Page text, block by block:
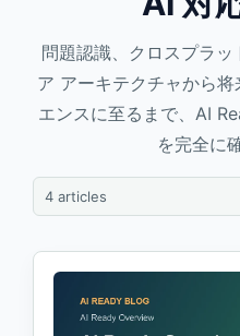
問題認識、クロスプラ
ア アーキテクチャから
エンスに至るまで、AI
を完全に
4 articles